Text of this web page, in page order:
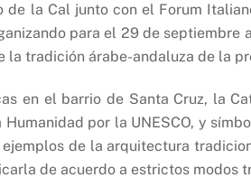
de la Cal junto con el Forum
para el 29 de septiembre
la tradición árabe-andaluza de la
en el barrio de Santa Cruz, la
Humanidad por la UNESCO, y
ejemplos de la arquitectura
de acuerdo a estrictos modos